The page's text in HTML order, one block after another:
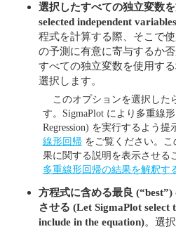
選択したすべての独立変数
selected independent
程式を計算する際、そこで
の予測に有意に寄与するか
すべての独立変数を使用す
選択します。
このオプションを選択した
す。SigmaPlot により多重線
Regression) を実行するよう提
線形回帰をご覧ください。こ
果に関する説明を表示させる
多重線形回帰の結果を解釈す
方程式に含める最良
させる (Let SigmaPlot select
include in the equation)。選